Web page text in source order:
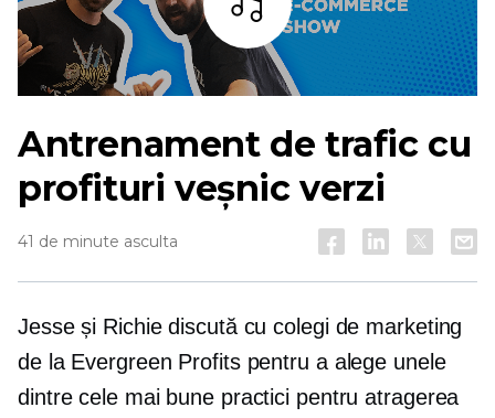
Asculta
Antrenament de trafic cu
profituri veșnic verzi
41 de minute asculta
Jesse și Richie discută cu colegi de marketing
de la Evergreen Profits pentru a alege unele
dintre cele mai bune practici pentru atragerea